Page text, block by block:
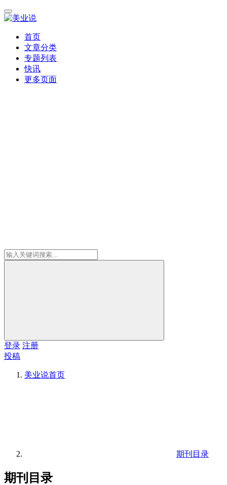
首页
文章分类
专题列表
快讯
更多页面
登录 注册
投稿
美业说首页
期刊目录
期刊目录